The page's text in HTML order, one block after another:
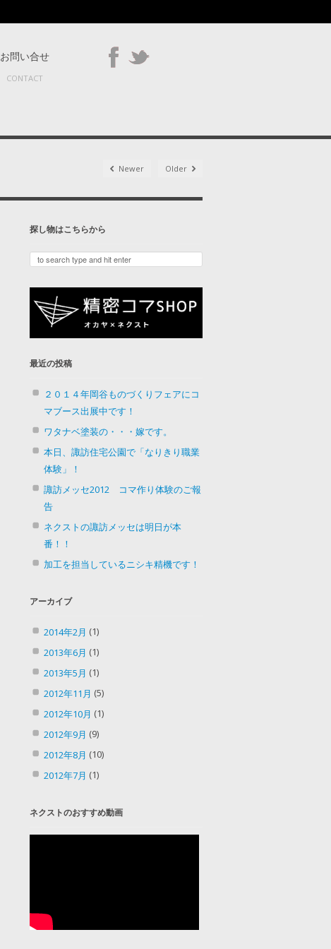
お問い合せ
CONTACT
Newer Older
探し物はこちらから
最近の投稿
２０１４年岡谷ものづくりフェアにコ
マブース出展中です！
ワタナベ塗装の・・・嫁です。
本日、諏訪住宅公園で「なりきり職業
体験」！
諏訪メッセ2012 コマ作り体験のご報
告
ネクストの諏訪メッセは明日が本
番！！
加工を担当しているニシキ精機です！
アーカイブ
2014年2月 (1)
2013年6月 (1)
2013年5月 (1)
2012年11月 (5)
2012年10月 (1)
2012年9月 (9)
2012年8月 (10)
2012年7月 (1)
ネクストのおすすめ動画